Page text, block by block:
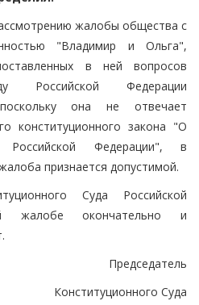
жалобы общества с
"Владимир и Ольга",
в ней вопросов
Российской Федерации
она не отвечает
конституционного закона "О
Российской Федерации", в
признается допустимой.
Суда Российской
жалобе окончательно и
Председатель
Конституционного Суда